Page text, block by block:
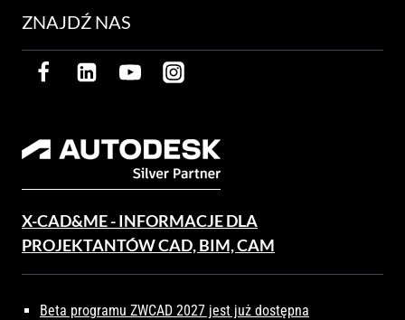
ZNAJDŹ NAS
X-CAD&ME - INFORMACJE DLA
PROJEKTANTÓW CAD, BIM, CAM
Beta programu ZWCAD 2027 jest już dostępna